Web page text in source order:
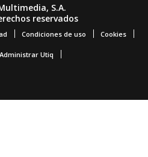
S.A.
reservados
Condiciones de uso Cookies
Administrar Utiq